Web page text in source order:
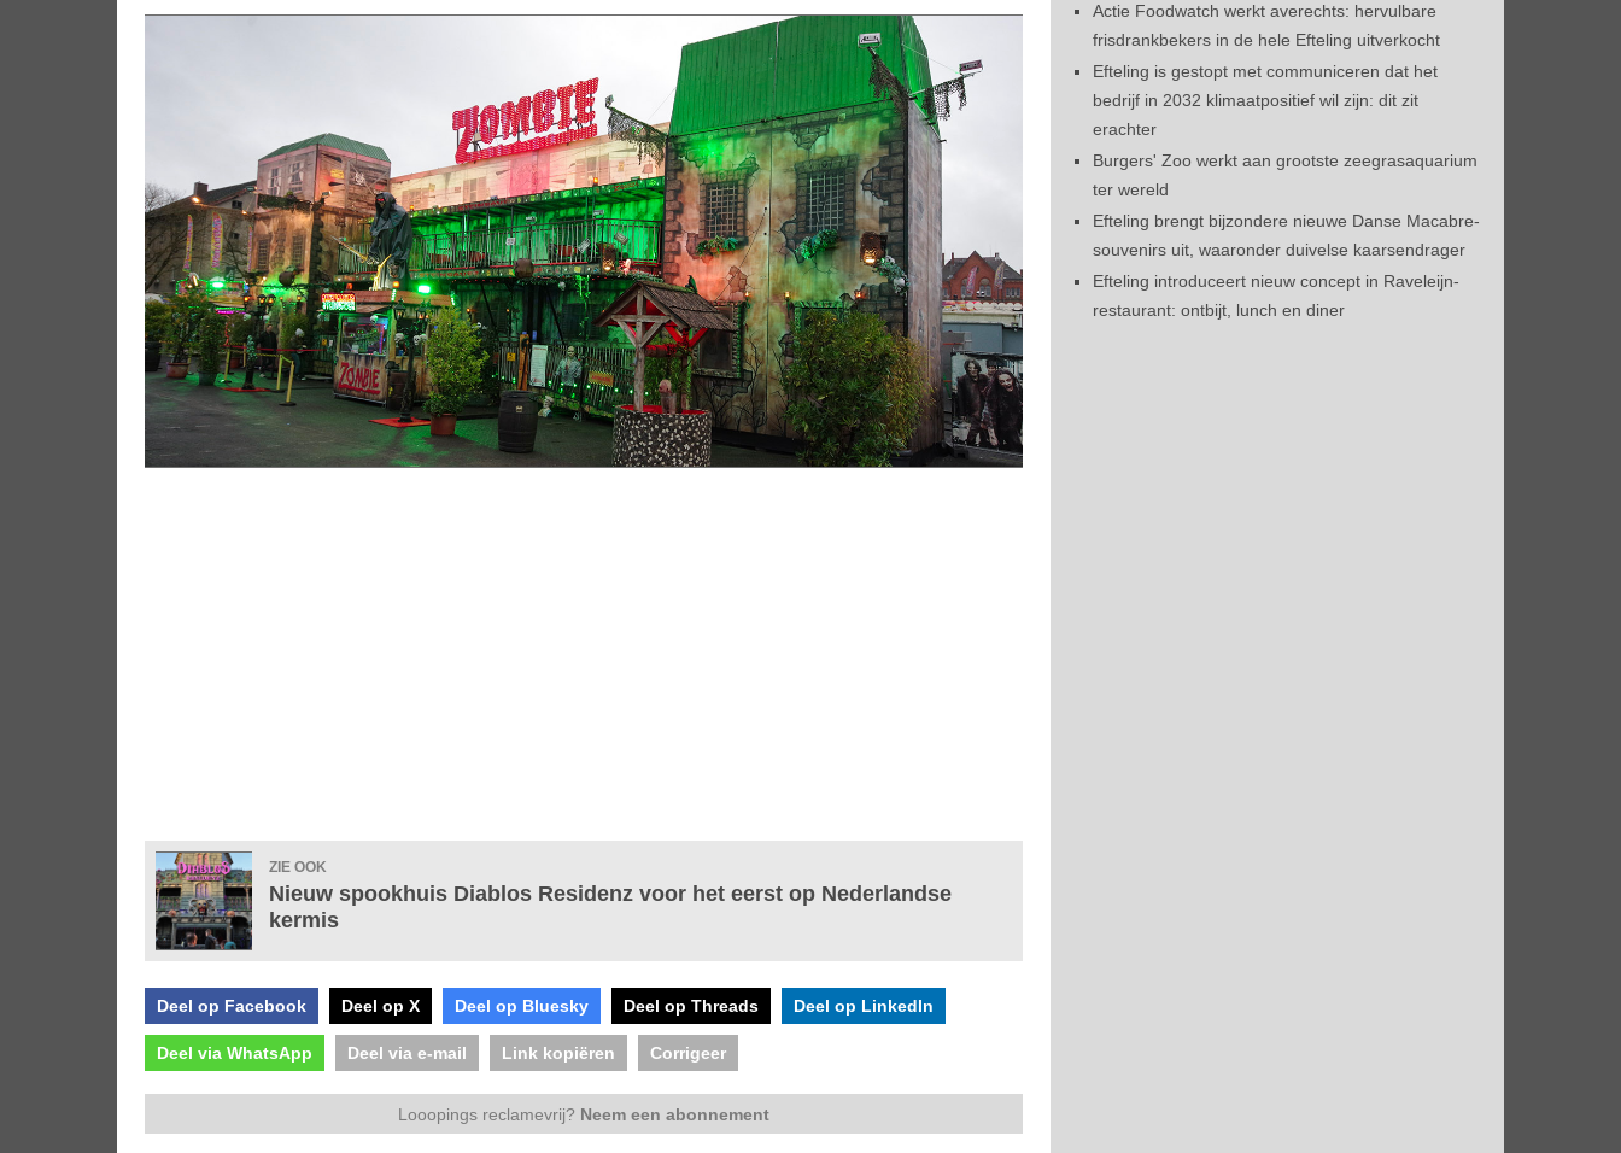
ZIE OOK
Nieuw spookhuis Diablos Residenz voor het eerst op Nederlandse
kermis
Deel op Facebook Deel op X Deel op Bluesky Deel op Threads Deel op LinkedIn
Deel via WhatsApp Deel via e-mail Link kopiëren Corrigeer
Looopings reclamevrij? Neem een abonnement
Actie Foodwatch werkt averechts: hervulbare
frisdrankbekers in de hele Efteling uitverkocht
Efteling is gestopt met communiceren dat het
bedrijf in 2032 klimaatpositief wil zijn: dit zit
erachter
Burgers' Zoo werkt aan grootste zeegrasaquarium
ter wereld
Efteling brengt bijzondere nieuwe Danse Macabre-
souvenirs uit, waaronder duivelse kaarsendrager
Efteling introduceert nieuw concept in Raveleijn-
restaurant: ontbijt, lunch en diner